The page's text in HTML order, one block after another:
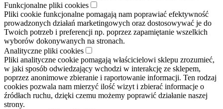
Funkcjonalne pliki cookies
Pliki cookie funkcjonalne pomagają nam poprawiać efektywność
prowadzonych działań marketingowych oraz dostosowywać je do
Twoich potrzeb i preferencji np. poprzez zapamiętanie wszelkich
wyborów dokonywanych na stronach.
Analityczne pliki cookies
Pliki analityczne cookie pomagają właścicielowi sklepu zrozumieć,
w jaki sposób odwiedzający wchodzi w interakcję ze sklepem,
poprzez anonimowe zbieranie i raportowanie informacji. Ten rodzaj
cookies pozwala nam mierzyć ilość wizyt i zbierać informacje o
źródłach ruchu, dzięki czemu możemy poprawić działanie naszej
strony.